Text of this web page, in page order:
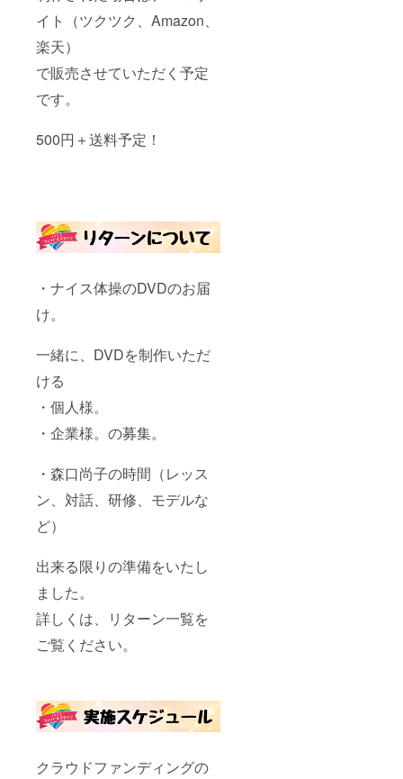
イト（ツクツク、Amazon、
楽天）
で販売させていただく予定
です。
500円＋送料予定！
・ナイス体操のDVDのお届
け。
一緒に、DVDを制作いただ
ける
・個人様。
・企業様。の募集。
・森口尚子の時間（レッス
ン、対話、研修、モデルな
ど）
出来る限りの準備をいたし
ました。
詳しくは、リターン一覧を
ご覧ください。
クラウドファンディングの